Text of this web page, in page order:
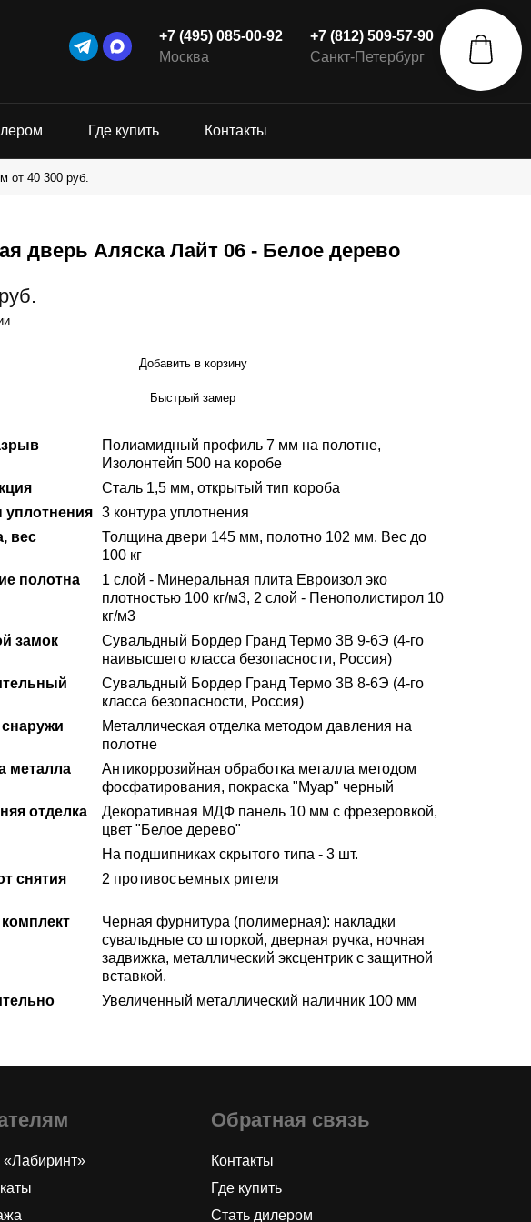
+7 (495) 085-00-92
Москва
+7 (812) 509-57-90
Санкт-Петербург
Где купить Контакты
от 40 300 руб.
дверь Аляска Лайт 06 - Белое дерево
Добавить в корзину
Быстрый замер
Полиамидный профиль 7 мм на полотне,
Изолонтейп 500 на коробе
Сталь 1,5 мм, открытый тип короба
уплотнения 3 контура уплотнения
вес
Толщина двери 145 мм, полотно 102 мм. Вес до
100 кг
полотна
1 слой - Минеральная плита Евроизол эко
плотностью 100 кг/м3, 2 слой - Пенополистирол 10
кг/м3
замок
Сувальдный Бордер Гранд Термо 3В 9-6Э (4-го
наивысшего класса безопасности, Россия)
Сувальдный Бордер Гранд Термо 3В 8-6Э (4-го
класса безопасности, Россия)
Металлическая отделка методом давления на
полотне
металла
Антикоррозийная обработка металла методом
фосфатирования, покраска "Муар" черный
отделка
Декоративная МДФ панель 10 мм с фрезеровкой,
цвет "Белое дерево"
На подшипниках скрытого типа - 3 шт.
снятия
2 противосъемных ригеля
Черная фурнитура (полимерная): накладки
сувальдные со шторкой, дверная ручка, ночная
задвижка, металлический эксцентрик с защитной
вставкой.
Увеличенный металлический наличник 100 мм
Обратная связь
Контакты
Где купить
Стать дилером